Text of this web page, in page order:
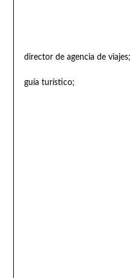
director de agencia de viajes;
guía turístico;